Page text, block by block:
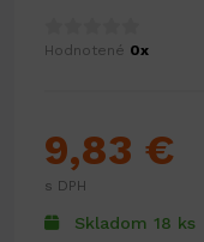
Hodnotené 0x
Skladom 18 ks
9,83 €
s DPH